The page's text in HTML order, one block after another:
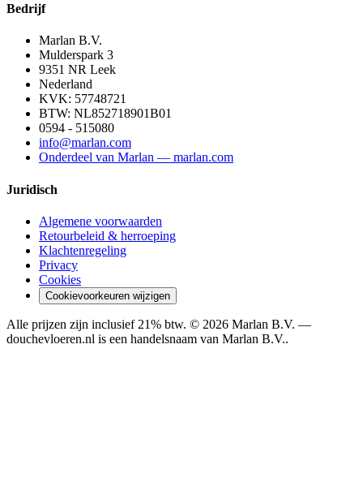
Bedrijf
Marlan B.V.
Mulderspark 3
9351 NR Leek
Nederland
KVK: 57748721
BTW: NL852718901B01
0594 - 515080
info@marlan.com
Onderdeel van Marlan — marlan.com
Juridisch
Algemene voorwaarden
Retourbeleid & herroeping
Klachtenregeling
Privacy
Cookies
Cookievoorkeuren wijzigen
Alle prijzen zijn inclusief 21% btw. © 2026 Marlan B.V. —
douchevloeren.nl is een handelsnaam van Marlan B.V..